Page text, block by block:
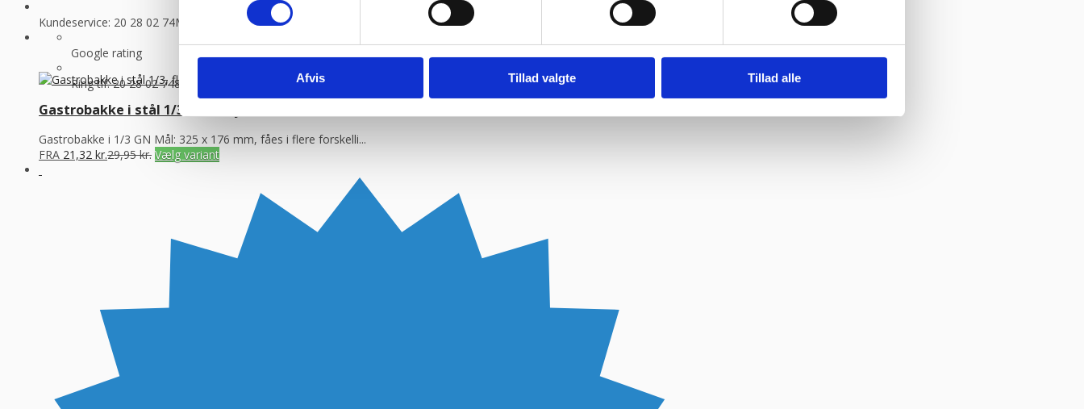
Afvis Tillad valgte Tillad alle
Kundeservice: 20 28 02 74Man-torsdag 08:30 – 16.00, fredag 08:30 – 13.30
Google rating
Ring tlf. 20 28 02 748-16.30 (fre 8-13.30)
Gastrobakke i stål 1/3, flere dybder
Gastrobakke i 1/3 GN Mål: 325 x 176 mm, fåes i flere forskelli...
FRA 21,32 kr.29,95kr. Vælg variant